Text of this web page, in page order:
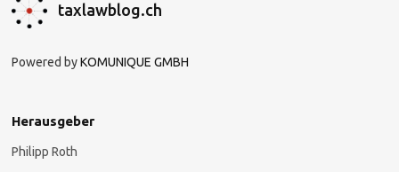
taxlawblog.ch
Powered byKOMUNIQUE GMBH
Herausgeber
Philipp Roth